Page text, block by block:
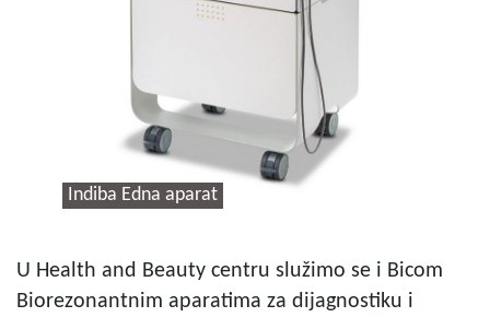
Indiba Edna aparat
U Health and Beauty centru služimo se i Bicom
Biorezonantnim aparatima za dijagnostiku i